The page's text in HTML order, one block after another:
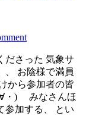
ださった 気象サ
、 お陰様で満員
から参加者の皆
∀・) みなさんほ
参加する、 とい